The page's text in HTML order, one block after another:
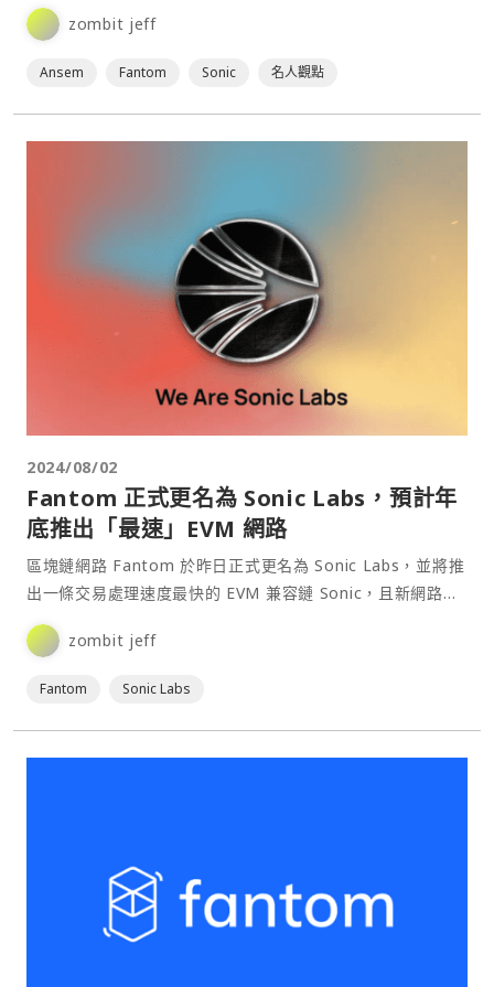
zombit jeff
Ansem Fantom Sonic 名人觀點
2024/08/02
Fantom 正式更名為 Sonic Labs，預計年
底推出「最速」EVM 網路
區塊鏈網路 Fantom 於昨日正式更名為 Sonic Labs，並將推
出一條交易處理速度最快的 EVM 兼容鏈 Sonic，且新網路也
將自帶一款全新的原生代幣 S。⋯
zombit jeff
Fantom Sonic Labs